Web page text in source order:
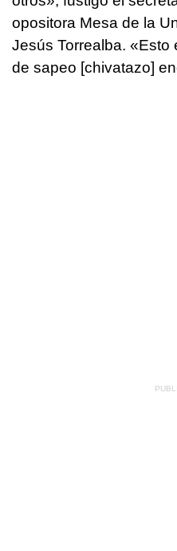
opositora Mesa de la
Jesús Torrealba. «Esto
de sapeo [chivatazo]